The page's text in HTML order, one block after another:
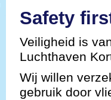
Safety
Veiligheid is
Luchthaven
Wij willen
gebruik door